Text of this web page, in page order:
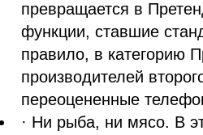
превращается в
функции, ставшие
правило, в категорию
производителей
переоцененные
· Ни рыба, ни мясо. В